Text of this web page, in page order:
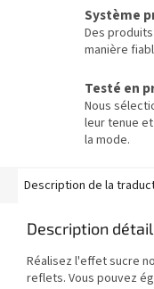
Système
Des
manière
Testé en
Nous
leur tenue
la mode.
Description de la
Description
Réalisez l'effet sucre
reflets. Vous pouvez